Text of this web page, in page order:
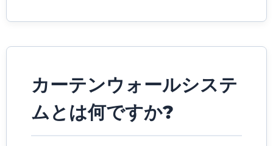
カーテンウォールシステ
ムとは何ですか?